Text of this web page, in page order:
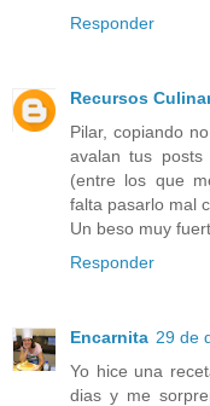
Responder
Recursos
Pilar, copiando
avalan tus
(entre los que
falta pasarlo mal
Un beso muy
Responder
Encarnita 29 de
Yo hice una
dias y me